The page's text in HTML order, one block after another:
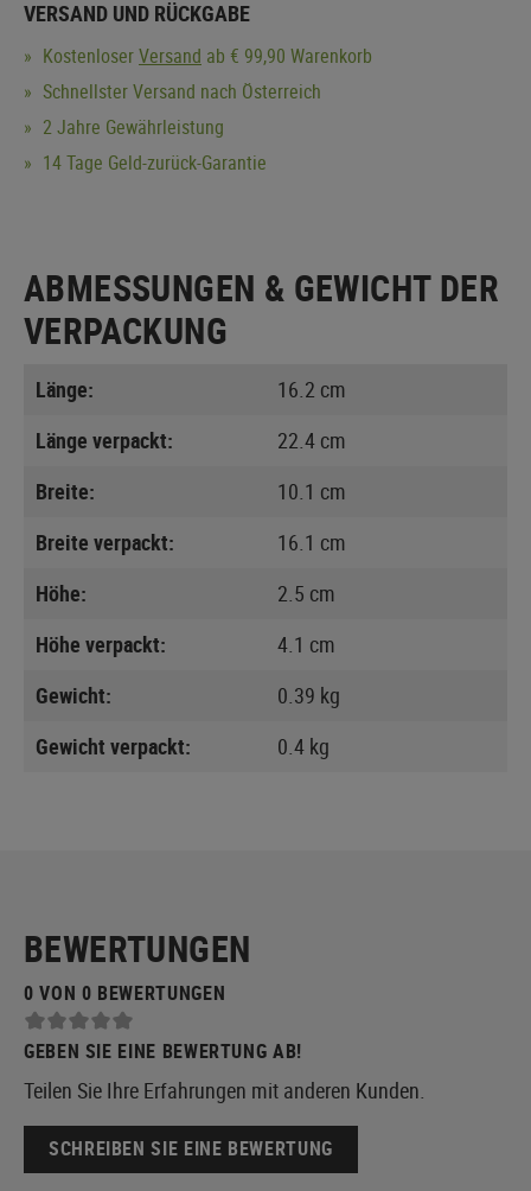
VERSAND UND RÜCKGABE
KostenloserVersand ab € 99,90 Warenkorb
Schnellster Versand nach Österreich
2 Jahre Gewährleistung
14 Tage Geld-zurück-Garantie
ABMESSUNGEN & GEWICHT DER
VERPACKUNG
Länge:
16.2 cm
Länge verpackt:
22.4 cm
Breite:
10.1 cm
Breite verpackt:
16.1 cm
Höhe:
2.5 cm
Höhe verpackt:
4.1 cm
Gewicht:
0.39 kg
Gewicht verpackt:
0.4 kg
BEWERTUNGEN
0 VON 0 BEWERTUNGEN
GEBEN SIE EINE BEWERTUNG AB!
Teilen Sie Ihre Erfahrungen mit anderen Kunden.
SCHREIBEN SIE EINE BEWERTUNG